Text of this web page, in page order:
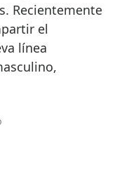
Recientemente
el
línea